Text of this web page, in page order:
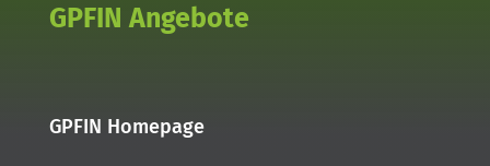
GPFIN Angebote
GPFIN Homepage